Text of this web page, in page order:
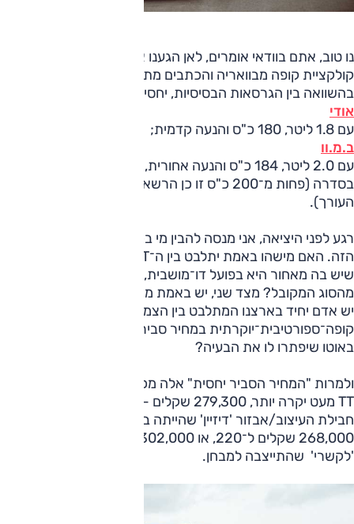
נו טוב, אתם בוודאי אומרים, לאן הגענו אם בחניה נמצאת
קולקציית קופה מבוואריה והכתבים מתבכיינים? אז זהו, שמדובר
בהשוואה בין הגרסאות הבסיסיות, יחסית, בהיצע של הצמד:
אודי
עם 1.8 ליטר, 180 כ"ס והנעה קדמית;
ב.מ.וו
עם 2.0 ליטר, 184 כ"ס והנעה אחורית, עד לא מזמן הבסיסית
בסדרה (פחות מ־200 כ"ס זו כן הרשאה ליבבה מתמשכת?
העורך).
רגע לפני היציאה, אני מנסה להבין מי בכלל הגה את רעיון המבחן
מהסוג המקובל? מצד שני, יש באמת משימות קשות יותר, וגם אם
יש אדם יחיד בארצנו המתלבט בין הצמד הזה, מי שרוצה לרכוש
קופה־ספורטיבית־יוקרתית במחיר סביר יחסית, מי אם לא אנחנו
באוטו שיפתרו לו את הבעיה?
ולמרות "המחיר הסביר יחסית" אלה מכוניות לא ממש זולות, ואודי
חבילת העיצוב/אבזור 'דיזיין' שהייתה ברכב אותו בחנו, מול
'לקשרי' שהתייצבה למבחן.